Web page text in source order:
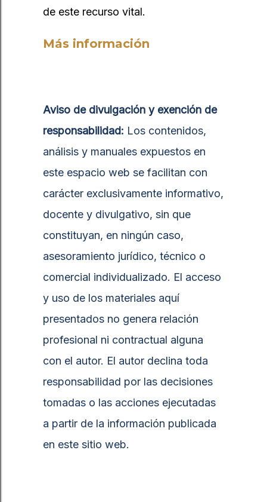
de este recurso vital.
Más información
Aviso de divulgación y exención de
responsabilidad: Los contenidos,
análisis y manuales expuestos en
este espacio web se facilitan con
carácter exclusivamente informativo,
docente y divulgativo, sin que
constituyan, en ningún caso,
asesoramiento jurídico, técnico o
comercial individualizado. El acceso
y uso de los materiales aquí
presentados no genera relación
profesional ni contractual alguna
con el autor. El autor declina toda
responsabilidad por las decisiones
tomadas o las acciones ejecutadas
a partir de la información publicada
en este sitio web.